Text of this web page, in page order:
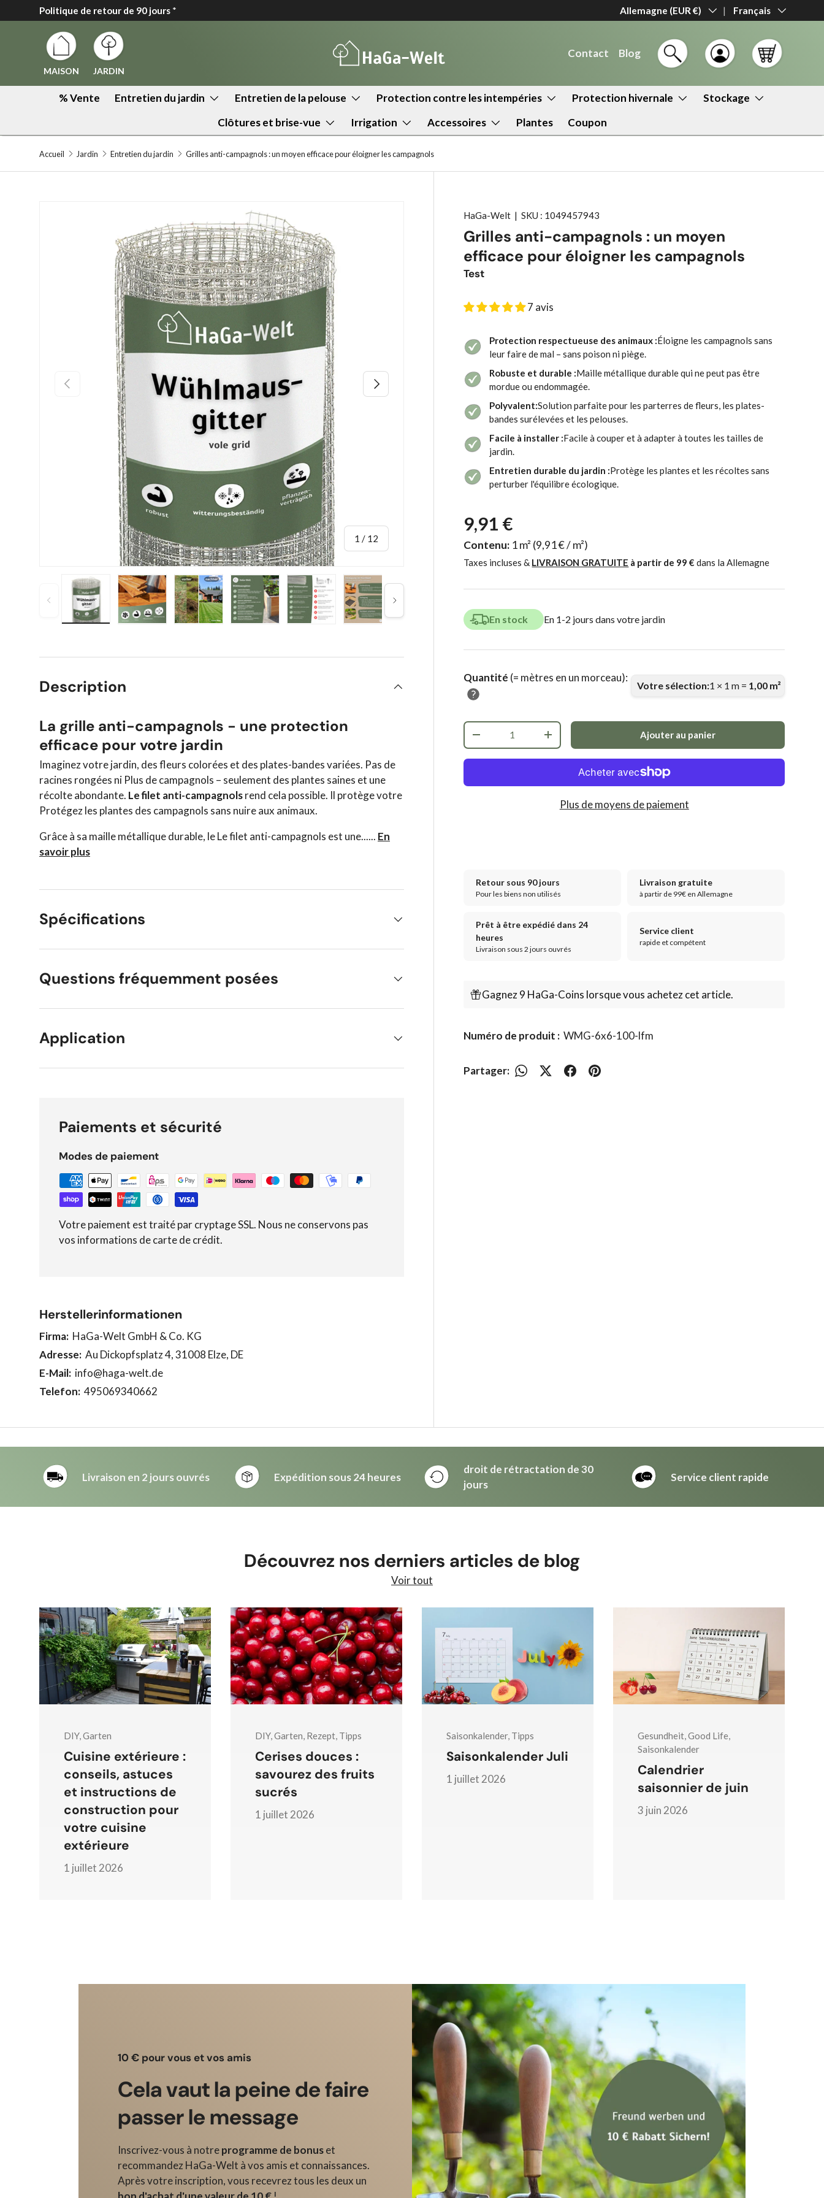
Zum Inhalt springen
Zum Menü springen
Fußzeile springen
Barrierefreiheits-Widget öffnen
Aller au contenu
Politique de retour de 90 jours * Livraison en 1 à 2 jours
Pays
Allemagne (EUR €) LangueFrançais
MAISON JARDIN
Contact Blog
RechercheSe connecterPanier
% Vente Entretien du jardin Entretien de la pelouse Protection contre les intempéries Protection hivernale
Stockage
Clôtures et brise-vue
Irrigation Accessoires Plantes Coupon
Accueil Jardin Entretien du jardin Grilles anti-campagnols : un moyen efficace pour éloigner les campagnols
Précédent
1 / de
12
Suivant
Précédent
Charger l’image 5 dans la vue de galerie
Charger l’image 6 dans la vue de galerie
Charger l’image 7 dans la vue de galerie
Charger l’image 8 dans la vue de galerie
Charger l’image 9 dans la vue de galerie
Charger l’image 10 dans la vue de galerie
Suivant
HaGa-Welt |SKU : 1049457943
Grilles anti-campagnols : un moyen
efficace pour éloigner les campagnols
Test
7 avis
Protection respectueuse des animaux :Éloigne les campagnols sans
leur faire de mal – sans poison ni piège.
Robuste et durable :Maille métallique durable qui ne peut pas être
mordue ou endommagée.
Polyvalent:Solution parfaite pour les parterres de fleurs, les plates-
bandes surélevées et les pelouses.
Facile à installer :Facile à couper et à adapter à toutes les tailles de
jardin.
Entretien durable du jardin :Protège les plantes et les récoltes sans
perturber l'équilibre écologique.
9,91 €
Contenu: 1 m²(9,91 € / m²)
Taxes incluses & LIVRAISON GRATUITE à partir de 99 € dans la Allemagne
En stock En 1-2 jours dans votre jardin
Quantité (= mètres en un morceau):
Votre sélection:1 × 1 m = 1,00 m²
Qté
+ Ajouter au panier
Plus de moyens de paiement
Retour sous 90 jours
Pour les biens non utilisés
Livraison gratuite
à partir de 99€ en Allemagne
Prêt à être expédié dans 24
heures
Livraison sous 2 jours ouvrés
Service client
rapide et compétent
Gagnez 9 HaGa-Coins lorsque vous achetez cet article.
Numéro de produit : WMG-6x6-100-lfm
Partager:
Description
La grille anti-campagnols - une protection
efficace pour votre jardin
Imaginez votre jardin, des fleurs colorées et des plates-bandes variées. Pas de
racines rongées ni Plus de campagnols – seulement des plantes saines et une
récolte abondante. Le filet anti-campagnolsrend cela possible. Il protège votre
Protégez les plantes des campagnols sans nuire aux animaux.
Grâce à sa maille métallique durable, le Le filet anti-campagnols est une...... En
savoir plus
Spécifications
Questions fréquemment posées
Application
Paiements et sécurité
Modes de paiement
Votre paiement est traité par cryptage SSL. Nous ne conservons pas
vos informations de carte de crédit.
Herstellerinformationen
Firma: HaGa-Welt GmbH & Co. KG
Adresse: Au Dickopfsplatz 4, 31008 Elze, DE
E-Mail: info@haga-welt.de
Telefon: 495069340662
Livraison en 2 jours ouvrés Expédition sous 24 heures
droit de rétractation de 30
jours
Service client rapide
Découvrez nos derniers articles de blog
Voir tout
DIY, Garten
Cuisine extérieure :
conseils, astuces
et instructions de
construction pour
votre cuisine
extérieure
1 juillet 2026
DIY, Garten, Rezept, Tipps
Cerises douces :
savourez des fruits
sucrés
1 juillet 2026
Saisonkalender, Tipps
Saisonkalender Juli
1 juillet 2026
Gesundheit, Good Life,
Saisonkalender
Calendrier
saisonnier de juin
3 juin 2026
10 € pour vous et vos amis
Cela vaut la peine de faire
passer le message
Inscrivez-vous à notreprogramme de bonuset
recommandez HaGa-Welt à vos amis et connaissances.
Après votre inscription, vous recevrez tous les deux un